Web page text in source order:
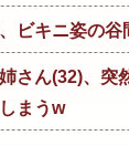
ビキニ姿の
さん(32)、突
まうw